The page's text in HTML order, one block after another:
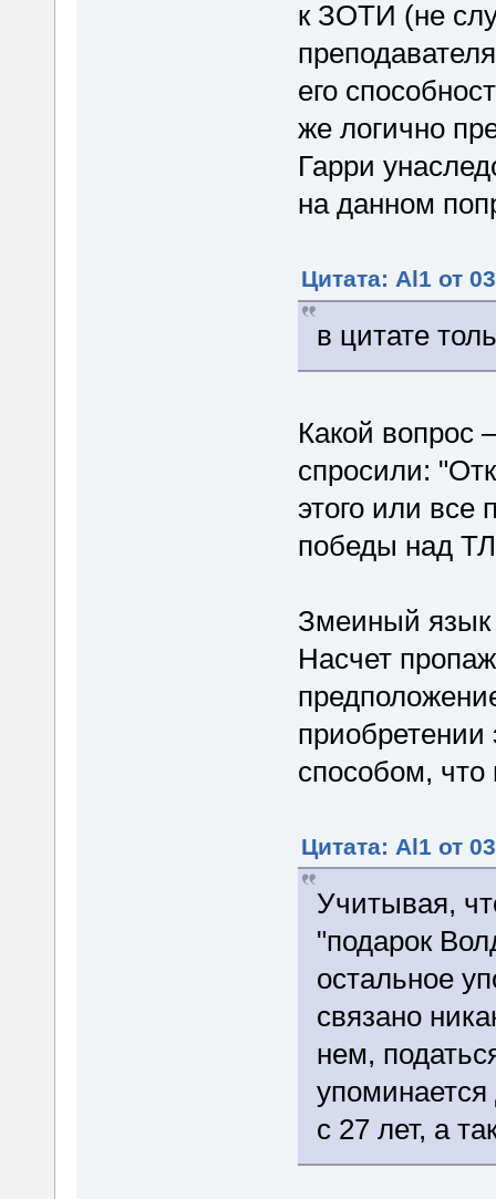
к ЗОТИ (не
его
же логично
Гарри
на данном
Цитата: Al1 от
в цитате
Какой вопрос
спросили:
этого или все
победы над
Змеиный язык
Насчет
приобретении
способом,
Цитата: Al1 от
Учитывая,
"подарок
остальное
связано
нем,
упоминается
с 27 лет, а